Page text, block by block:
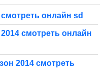
онлайн sd
2014 смотреть онлайн
2014 смотреть